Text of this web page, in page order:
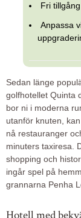
Fri
Anpassa
Sedan länge
golfhotellet Quinta
bor ni i moderna
utanför knuten,
nå restauranger
minuters taxiresa.
shopping och
ingår spel på
grannarna Penha